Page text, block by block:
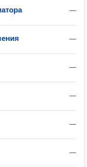
—
—
—
—
—
—